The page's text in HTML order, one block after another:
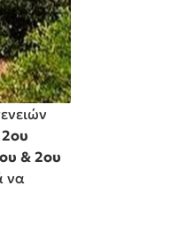
2ου
& 2ου
να